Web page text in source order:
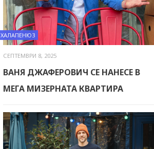
ХАЛАПЕНЮЗ
СЕПТЕМВРИ 8, 2025
ВАНЯ ДЖАФЕРОВИЧ СЕ НАНЕСЕ В
МЕГА МИЗЕРНАТА КВАРТИРА